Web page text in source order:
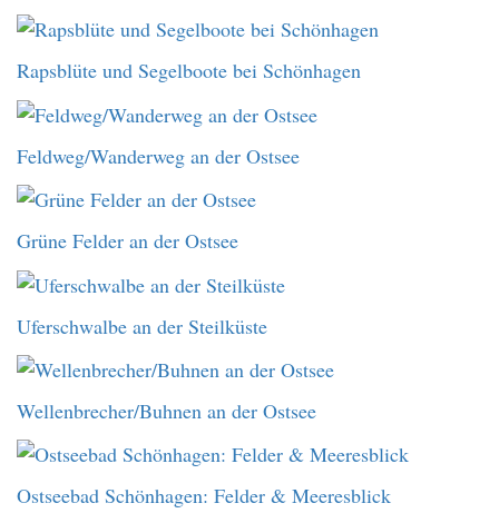
Rapsblüte und Segelboote bei Schönhagen
Feldweg/Wanderweg an der Ostsee
Grüne Felder an der Ostsee
Uferschwalbe an der Steilküste
Wellenbrecher/Buhnen an der Ostsee
Ostseebad Schönhagen: Felder & Meeresblick